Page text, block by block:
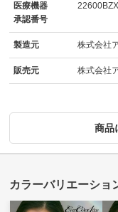
医療機器
承認番号
製造元 株式会社
販売元 株式会社
商品